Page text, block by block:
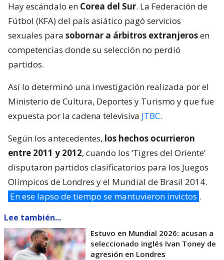
Hay escándalo en Corea del Sur. La Federación de
Fútbol (KFA) del país asiático pagó servicios
sexuales para sobornar a árbitros extranjerosen
competencias donde su selección no perdió
partidos.
Así lo determinó una investigación realizada por el
Ministerio de Cultura, Deportes y Turismo y que fue
expuesta por la cadena televisiva JTBC.
Según los antecedentes, los hechos ocurrieron
entre 2011 y 2012, cuando los ‘Tigres del Oriente’
disputaron partidos clasificatorios para los Juegos
Olímpicos de Londres y el Mundial de Brasil 2014.
En ese lapso de tiempo se mantuvieron invictos .
Lee también...
Estuvo en Mundial 2026: acusan a
seleccionado inglés Ivan Toney de
agresión en Londres